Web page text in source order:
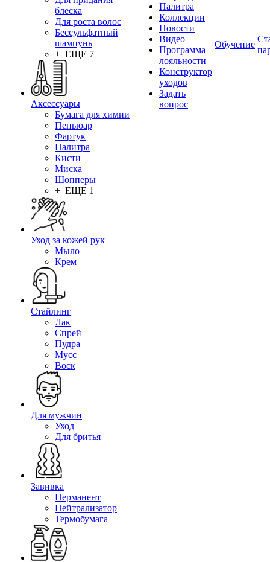
блеска
Для роста волос
Бессульфатный
шампунь
+ ЕЩЕ 7
Аксессуары
Бумага для химии
Пеньюар
Фартук
Палитра
Кисти
Миска
Шопперы
+ ЕЩЕ 1
Уход за кожей рук
Мыло
Крем
Стайлинг
Лак
Спрей
Пудра
Мусс
Воск
Для мужчин
Уход
Для бритья
Завивка
Перманент
Нейтрализатор
Термобумага
Палитра
Коллекции
Новости
Видео
Программа
лояльности
Конструктор
уходов
Задать
вопрос
Обучение